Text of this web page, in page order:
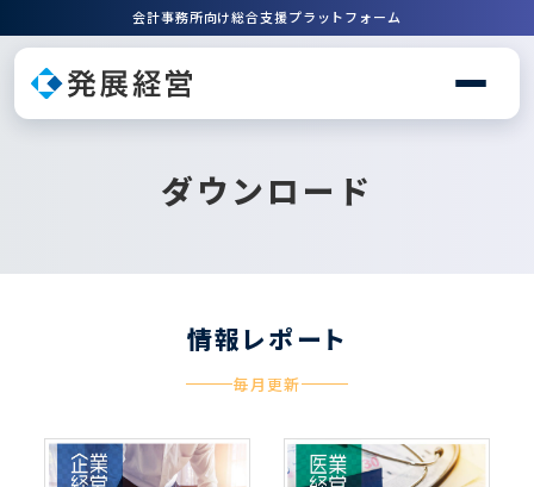
会計事務所向け総合支援プラットフォーム
ダウンロード
情報レポート
毎月更新